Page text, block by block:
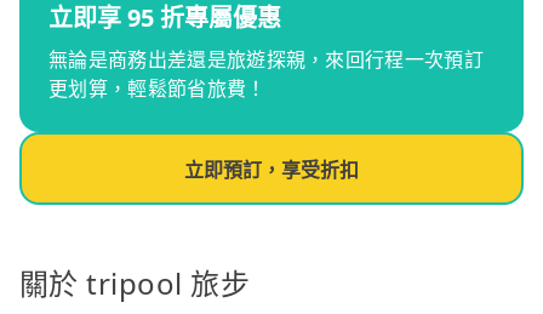
立即享 95 折專屬優惠
無論是商務出差還是旅遊探親，來回行程一次預訂
更划算，輕鬆節省旅費！
立即預訂，享受折扣
關於 tripool 旅步